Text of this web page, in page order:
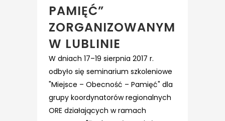
PAMIĘĆ”
ZORGANIZOWANYM
W LUBLINIE
W dniach 17–19 sierpnia 2017 r.
odbyło się seminarium szkoleniowe
"Miejsce – Obecność – Pamięć" dla
grupy koordynatorów regionalnych
ORE działających w ramach